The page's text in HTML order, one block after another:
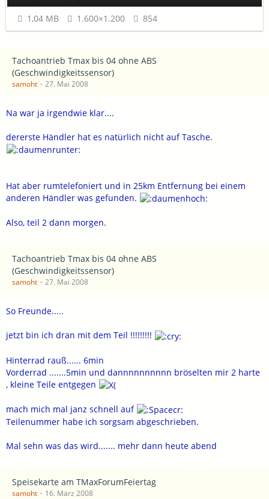
1,04 MB 1.600×1.200 854
Tachoantrieb Tmax bis 04 ohne ABS
(Geschwindigkeitssensor)
samoht 27. Mai 2008
Na war ja irgendwie klar....
dererste Händler hat es natürlich nicht auf Tasche.
Hat aber rumtelefoniert und in 25km Entfernung bei einem
anderen Händler was gefunden.
Also, teil 2 dann morgen.
Tachoantrieb Tmax bis 04 ohne ABS
(Geschwindigkeitssensor)
samoht 27. Mai 2008
So Freunde.....
jetzt bin ich dran mit dem Teil !!!!!!!!!
Hinterrad rauß...... 6min
Vorderrad .......5min und dannnnnnnnnn bröselten mir 2 harte
, kleine Teile entgegen
mach mich mal janz schnell auf
Teilenummer habe ich sorgsam abgeschrieben.
Mal sehn was das wird....... mehr dann heute abend
Speisekarte am TMaxForumFeiertag
samoht 16. März 2008